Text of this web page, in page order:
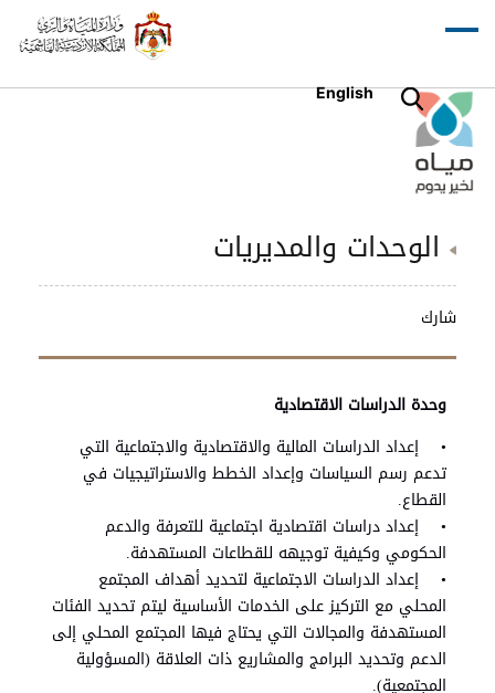
English
الوحدات والمديريات
شارك
وحدة الدراسات الاقتصادية
• إعداد الدراسات المالية والاقتصادية والاجتماعية التي
تدعم رسم السياسات وإعداد الخطط والاستراتيجيات في
القطاع.
• إعداد دراسات اقتصادية اجتماعية للتعرفة والدعم
الحكومي وكيفية توجيهه للقطاعات المستهدفة.
• إعداد الدراسات الاجتماعية لتحديد أهداف المجتمع
المحلي مع التركيز على الخدمات الأساسية ليتم تحديد الفئات
المستهدفة والمجالات التي يحتاج فيها المجتمع المحلي إلى
الدعم وتحديد البرامج والمشاريع ذات العلاقة (المسؤولية
المجتمعية).